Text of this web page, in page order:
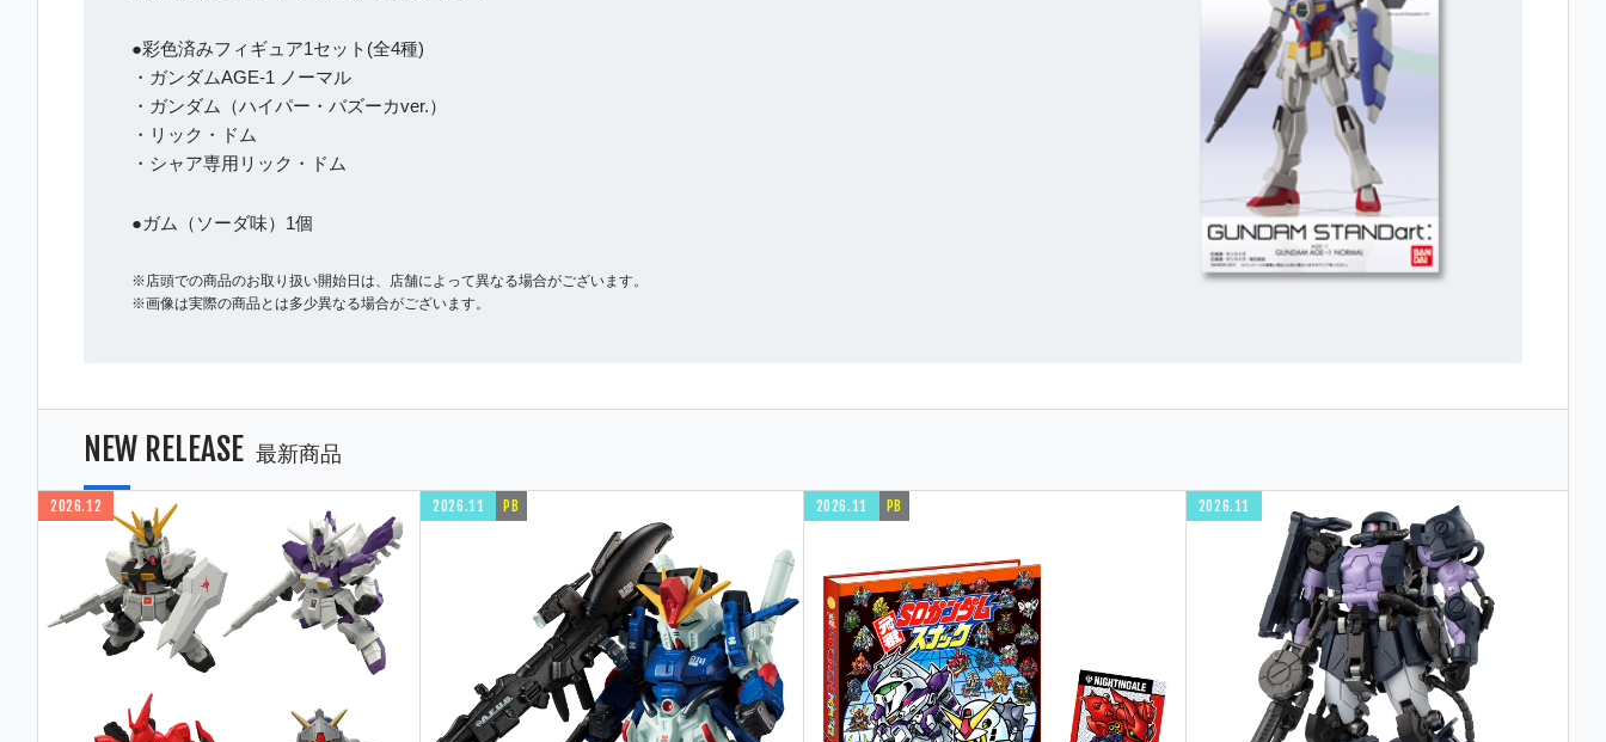
●彩色済みフィギュア1セット(全4種)
・ガンダムAGE-1 ノーマル
・ガンダム（ハイパー・バズーカver.）
・リック・ドム
・シャア専用リック・ドム
●ガム（ソーダ味）1個
※店頭での商品のお取り扱い開始日は、店舗によって異なる場合がございます。
※画像は実際の商品とは多少異なる場合がございます。
NEW RELEASE 最新商品
2026.12 2026.11 PB 2026.11 PB 2026.11